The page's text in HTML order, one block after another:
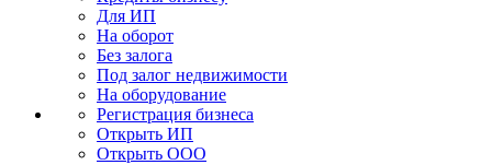
Для ИП
На оборот
Без залога
Под залог недвижимости
На оборудование
Регистрация бизнеса
Открыть ИП
Открыть ООО